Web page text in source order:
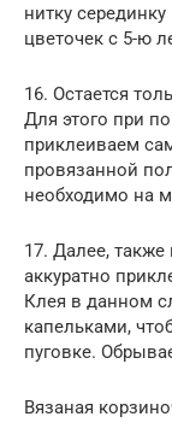
нитку
цветочек с 5-ю
16. Остается
Для этого при
приклеиваем
провязанной
необходимо на
17. Далее,
аккуратно
Клея в данном
капельками,
пуговке.
Вязаная